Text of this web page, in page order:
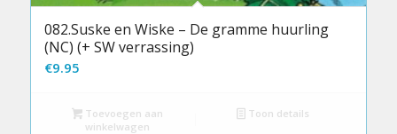
082.Suske en Wiske – De gramme huurling
(NC) (+ SW verrassing)
€9.95
Toevoegen aan
winkelwagen
Toon details